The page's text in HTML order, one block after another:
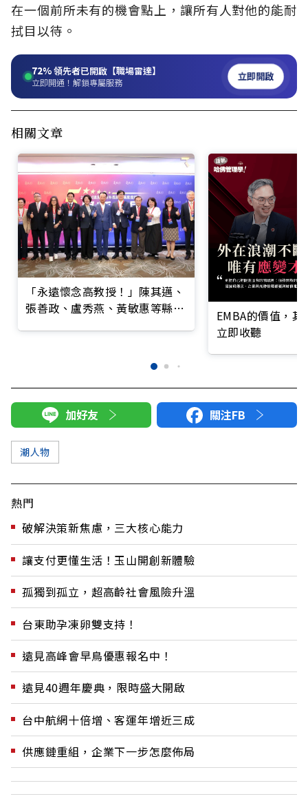
在一個前所未有的機會點上，讓所有人對他的能耐
拭目以待。
72%領先者已開啟【職場雷達】
立即開通！解鎖專屬服務 立即開啟
相關文章
「永遠懷念高教授！」陳其邁、
張善政、盧秀燕、黃敏惠等縣市
EMBA的價值，
立即收聽
加好友 關注FB
潮人物
熱門
破解決策新焦慮，三大核心能力
讓支付更懂生活！玉山開創新體驗
孤獨到孤立，超高齡社會風險升溫
台東助孕凍卵雙支持！
遠見高峰會早鳥優惠報名中！
遠見40週年慶典，限時盛大開啟
台中航網十倍增、客運年增近三成
供應鏈重組，企業下一步怎麼佈局